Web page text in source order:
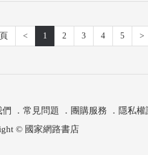
< 1 2 3 4 5 >
們 ． 常見問題 ． 團購服務 ． 隱私權
© 國家網路書店